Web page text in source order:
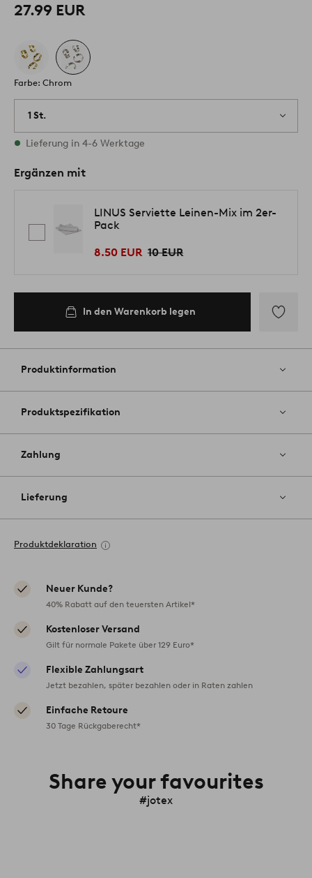
27.99 EUR
Farbe: Chrom
1 St.
Vorrätig
Lieferung in 4-6 Werktage
Ergänzen mit
LINUS Serviette Leinen-Mix im 2er-
Pack
8.50 EUR 10 EUR
In den Warenkorb legen
Favoriten
Produktinformation
Produktspezifikation
Zahlung
Lieferung
Produktdeklaration
Neuer Kunde?
40% Rabatt auf den teuersten Artikel*
Kostenloser Versand
Gilt für normale Pakete über 129 Euro*
Flexible Zahlungsart
Jetzt bezahlen, später bezahlen oder in Raten zahlen
Einfache Retoure
30 Tage Rückgaberecht*
Share your favourites
#jotex